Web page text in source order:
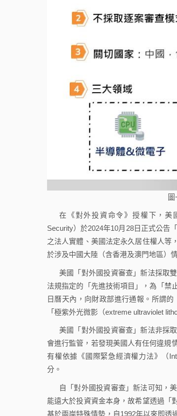
在《對外投資命令》授權下，美
Security）於2024年10月28日正式公告
之法人實體、美國法定永久居住權人等
於涉及中國大陸（含香港及澳門地區）
美國「對外國投資審查」新法採取
法規指定的「先進技術項目」，為「禁
日曆天內，向財政部進行通報。所謂
「極紫外光微影（extreme ultraviolet
美國「對外國投資審查」新法非採
會進行監管，若發現美國人有任何違規
有權依據《國際緊急經濟權力法》（
分。
自「對外國投資審查」新法可知，
能遠大於投資資金本身，故希望透過「
基於兩岸特殊情勢，自1992年以來即透